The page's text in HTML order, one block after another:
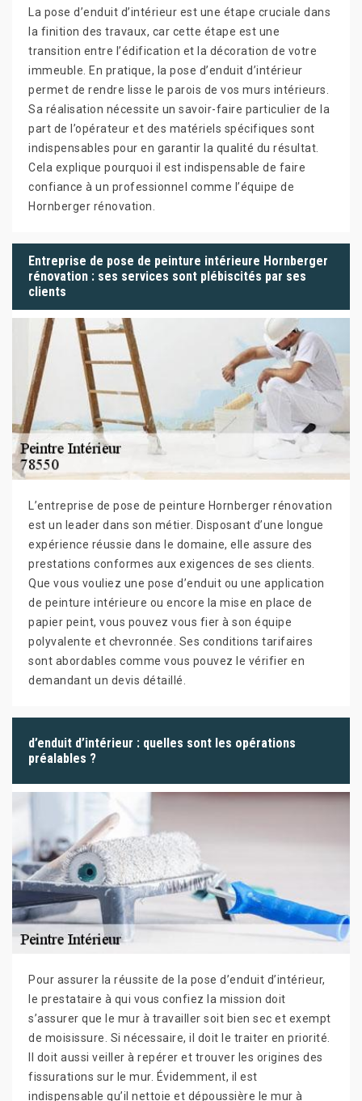
La pose d’enduit d’intérieur est une étape cruciale dans
la finition des travaux, car cette étape est une
transition entre l’édification et la décoration de votre
immeuble. En pratique, la pose d’enduit d’intérieur
permet de rendre lisse le parois de vos murs intérieurs.
Sa réalisation nécessite un savoir-faire particulier de la
part de l’opérateur et des matériels spécifiques sont
indispensables pour en garantir la qualité du résultat.
Cela explique pourquoi il est indispensable de faire
confiance à un professionnel comme l’équipe de
Hornberger rénovation.
Entreprise de pose de peinture intérieure Hornberger
rénovation : ses services sont plébiscités par ses
clients
L’entreprise de pose de peinture Hornberger rénovation
est un leader dans son métier. Disposant d’une longue
expérience réussie dans le domaine, elle assure des
prestations conformes aux exigences de ses clients.
Que vous vouliez une pose d’enduit ou une application
de peinture intérieure ou encore la mise en place de
papier peint, vous pouvez vous fier à son équipe
polyvalente et chevronnée. Ses conditions tarifaires
sont abordables comme vous pouvez le vérifier en
demandant un devis détaillé.
d’enduit d’intérieur : quelles sont les opérations
préalables ?
Pour assurer la réussite de la pose d’enduit d’intérieur,
le prestataire à qui vous confiez la mission doit
s’assurer que le mur à travailler soit bien sec et exempt
de moisissure. Si nécessaire, il doit le traiter en priorité.
Il doit aussi veiller à repérer et trouver les origines des
fissurations sur le mur. Évidemment, il est
indispensable qu’il nettoie et dépoussière le mur à